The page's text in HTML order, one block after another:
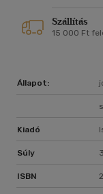
Szállítás
15 000 Ft
Állapot:
Kiadó
Súly
ISBN